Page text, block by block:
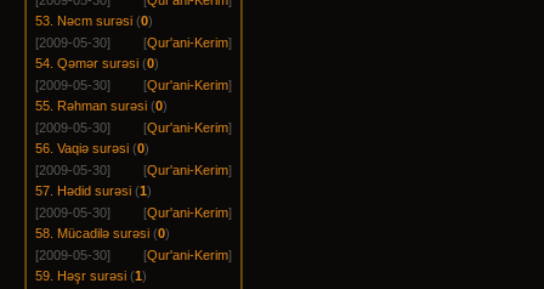
53. Nəcm surəsi (0)
[2009-05-30]
[Qur'ani-Kerim]
54. Qəmər surəsi (0)
[2009-05-30]
[Qur'ani-Kerim]
55. Rəhman surəsi (0)
[2009-05-30]
[Qur'ani-Kerim]
56. Vaqiə surəsi (0)
[2009-05-30]
[Qur'ani-Kerim]
57. Hədid surəsi (1)
[2009-05-30]
[Qur'ani-Kerim]
58. Mücadilə surəsi (0)
[2009-05-30]
[Qur'ani-Kerim]
59. Həşr surəsi (1)